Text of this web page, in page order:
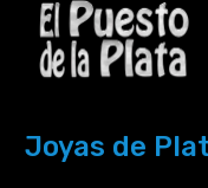
Joyas de